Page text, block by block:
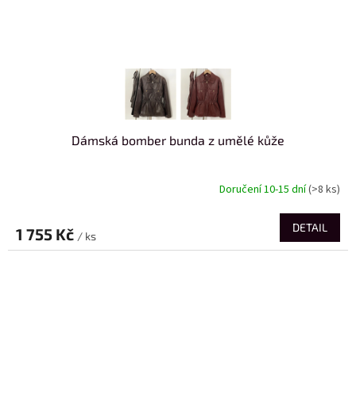
Dámská bomber bunda z umělé kůže
Doručení 10-15 dní(>8 ks)
1 755 Kč / ks
DETAIL